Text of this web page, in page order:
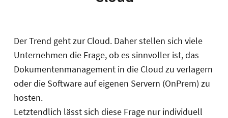
Der Trend geht zur Cloud. Daher stellen sich viele
Unternehmen die Frage, ob es sinnvoller ist, das
Dokumentenmanagement in die Cloud zu verlagern
oder die Software auf eigenen Servern (OnPrem) zu
hosten.
Letztendlich lässt sich diese Frage nur individuell